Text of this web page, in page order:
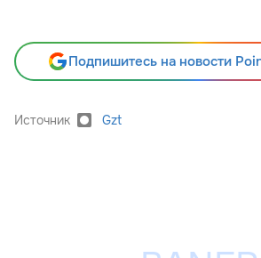
Подпишитесь на новости
Источник Gzt